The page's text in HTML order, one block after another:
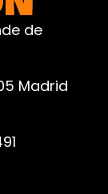
de
Madrid